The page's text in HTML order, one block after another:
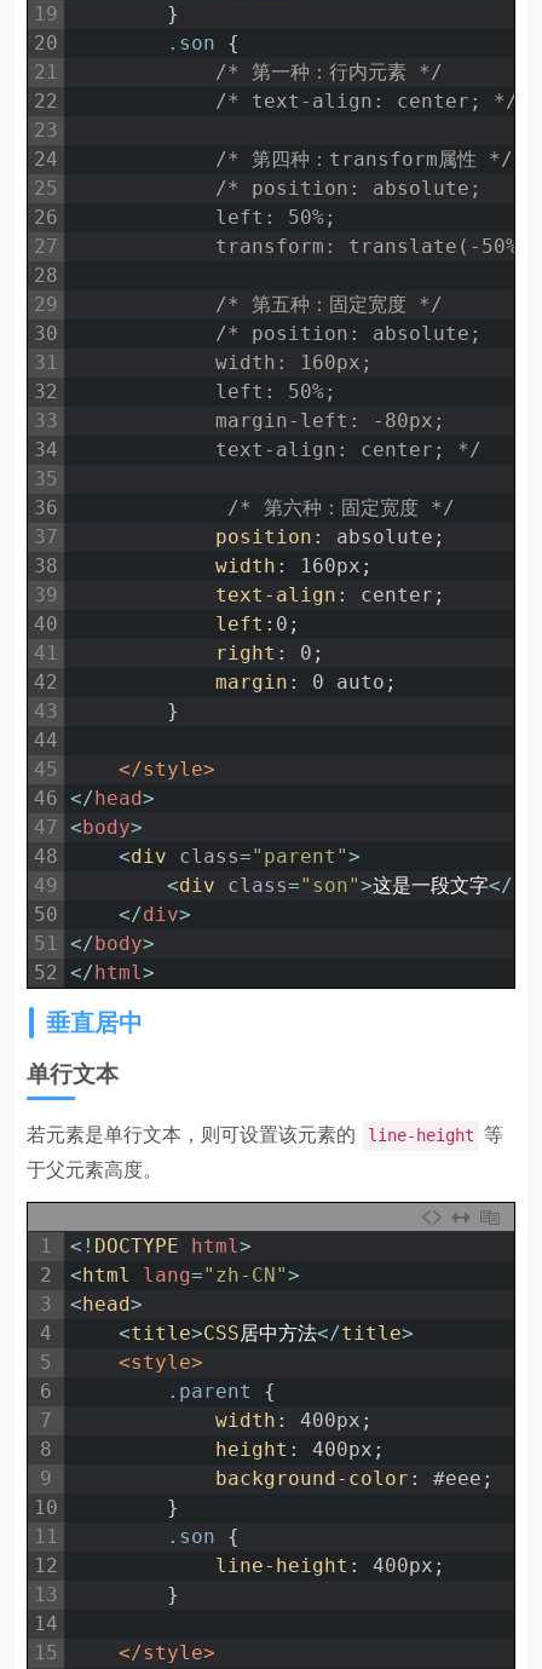
19
20
21
22
23
24
25
26
27
28
29
30
31
32
33
34
35
36
37
38
39
40
41
42
43
44
45
46
47
48
49
50
51
52
}
.son {
/* 第一种：行内元素 */
/* text-align: center; */
/* 第四种：transform属性 */
/* position: absolute;
left: 50%;
transform: translate(-50%,
/* 第五种：固定宽度 */
/* position: absolute;
width: 160px;
left: 50%;
margin-left: -80px;
text-align: center; */
/* 第六种：固定宽度 */
position : absolute ;
width : 160px ;
text-align : center ;
left : 0 ;
right : 0 ;
margin : 0 auto ;
}
</style>
</head>
<body>
<div class="parent">
<div class="son">这是一段文字</
</div>
</body>
</html>
垂直居中
单行文本
若元素是单行文本，则可设置该元素的 line-height
等
于父元素高度。
1
2
3
4
5
6
7
8
9
10
11
12
13
14
15
< ! DOCTYPE html>
<html lang="zh-CN">
<head>
<title>CSS居中方法</title>
<style>
.parent {
width : 400px ;
height : 400px ;
background-color : #eee ;
}
.son {
line-height : 400px ;
}
</style>